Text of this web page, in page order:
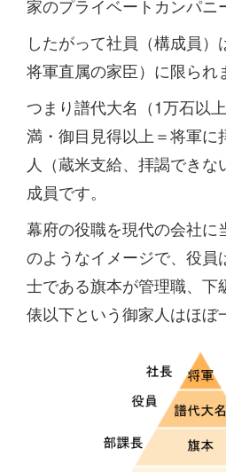
家のプライベートカンパニ
したがって社員（構成員）
将軍直属の家臣）に限られ
つまり譜代大名（1万石以
満・御目見得以上＝将軍に
人（蔵米支給、拝謁でき
成員です。
幕府の役職を現代の会社に
のようなイメージで、役員
士である旗本が管理職、下
俵以下という御家人はほぼ